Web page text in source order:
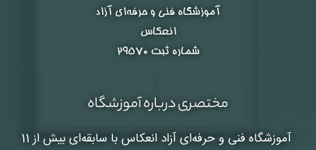
آموزشگاه فنی و حرفه‌ای آزاد
انعکاس
شماره ثبت ۲۹۵۷۰
مختصری درباره آموزشگاه
آموزشگاه فنی و حرفه‌ای آزاد انعکاس
با سابقه‌ای بیش از 11